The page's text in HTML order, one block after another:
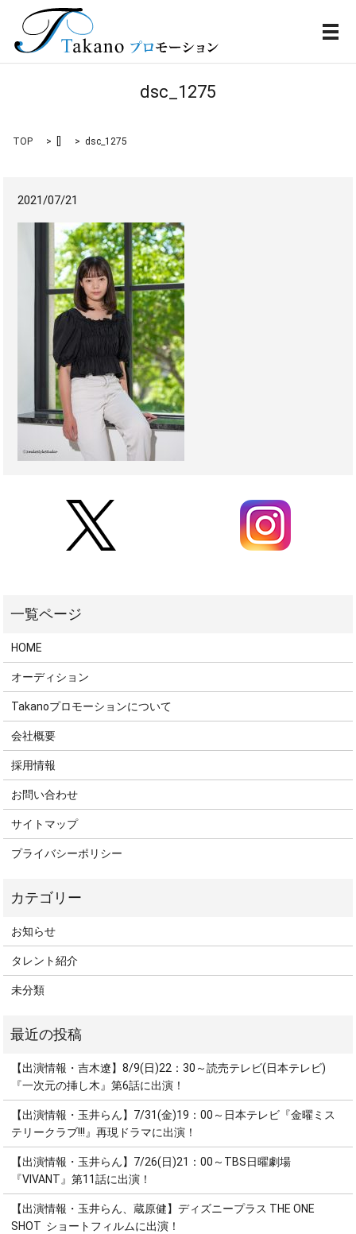
メ
dsc_1275
TOP dsc_1275
2021/07/21
HOME
オーディション
Takanoプロモーションについて
会社概要
採用情報
お問い合わせ
サイトマップ
プライバシーポリシー
お知らせ
タレント紹介
未分類
【出演情報・吉木遼】8/9(日)22：30～読売テレビ(日本テレビ)
『一次元の挿し木』第6話に出演！
【出演情報・玉井らん】7/31(金)19：00～日本テレビ『金曜ミス
テリークラブ!!!』再現ドラマに出演！
【出演情報・玉井らん】7/26(日)21：00～TBS日曜劇場
『VIVANT』第11話に出演！
【出演情報・玉井らん、蔵原健】ディズニープラス THE ONE
SHOT ショートフィルムに出演！